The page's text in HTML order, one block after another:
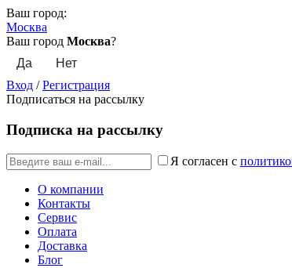
Ваш город:
Москва
Ваш город Москва?
Вход /Регистрация
Подписаться на рассылку
Подписка на рассылку
Я согласен с
О компании
Контакты
Сервис
Оплата
Доставка
Блог